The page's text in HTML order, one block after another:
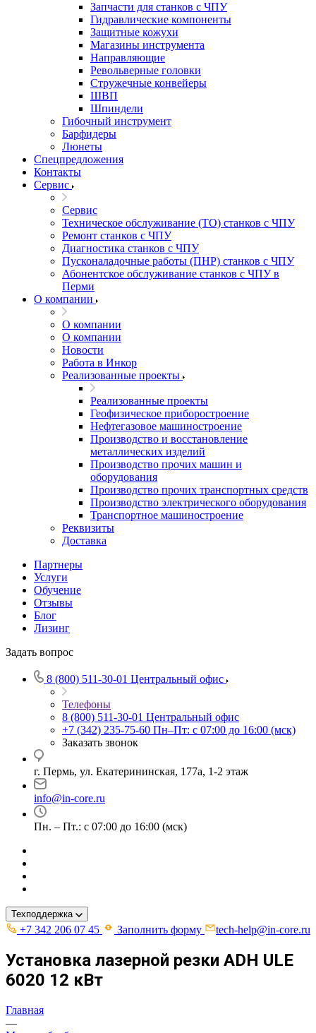
Запчасти для станков с ЧПУ
Гидравлические компоненты
Защитные кожухи
Магазины инструмента
Направляющие
Револьверные головки
Стружечные конвейеры
ШВП
Шпиндели
Гибочный инструмент
Барфидеры
Люнеты
Спецпредложения
Контакты
Сервис
Сервис
Техническое обслуживание (ТО) станков с ЧПУ
Ремонт станков с ЧПУ
Диагностика станков с ЧПУ
Пусконаладочные работы (ПНР) станков с ЧПУ
Абонентское обслуживание станков с ЧПУ в
Перми
О компании
О компании
О компании
Новости
Работа в Инкор
Реализованные проекты
Реализованные проекты
Геофизическое приборостроение
Нефтегазовое машиностроение
Производство и восстановление
металлических изделий
Производство прочих машин и
оборудования
Производство прочих транспортных средств
Производство электрического оборудования
Транспортное машиностроение
Реквизиты
Доставка
Партнеры
Услуги
Обучение
Отзывы
Блог
Лизинг
Задать вопрос
8 (800) 511-30-01 Центральный офис
Телефоны
8 (800) 511-30-01 Центральный офис
+7 (342) 235-75-60 Пн–Пт: с 07:00 до 16:00 (мск)
Заказать звонок
г. Пермь, ул. ​Екатерининская, 177а, ​1-2 этаж
info@in-core.ru
Пн. – Пт.: с 07:00 до 16:00 (мск)
Техподдержка
+7 342 206 07 45 Заполнить форму tech-help@in-core.ru
Установка лазерной резки ADH ULE
6020 12 кВт
Главная
—